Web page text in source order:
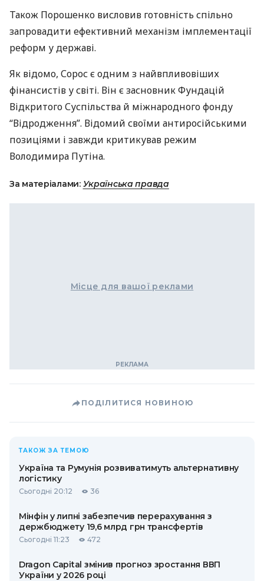
Також Порошенко висловив готовність спільно
запровадити ефективний механізм імплементації
реформ у державі.
Як відомо, Сорос є одним з найвпливовіших
фінансистів у світі. Він є засновник Фундацій
Відкритого Суспільства й міжнародного фонду
“Відродження”. Відомий своїми антиросійськими
позиціями і завжди критикував режим
Володимира Путіна.
За матеріалами: Українська правда
Місце для вашої реклами
ПОДІЛИТИСЯ НОВИНОЮ
ТАКОЖ ЗА ТЕМОЮ
Україна та Румунія розвиватимуть альтернативну
логістику
Сьогодні 20:12 36
Мінфін у липні забезпечив перерахування з
держбюджету 19,6 млрд грн трансфертів
Сьогодні 11:23 472
Dragon Capital змінив прогноз зростання ВВП
України у 2026 році